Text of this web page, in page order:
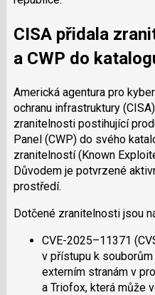
CISA přidala
a CWP do
Americká agentura pro
ochranu infrastruktury
zranitelnosti postihující
Panel (CWP) do svého
zranitelností (Known
Důvodem je potvrzené
prostředí.
Dotčené zranitelnosti jsou
CVE-2025–11371
v přístupu k
externím stranám v
a Triofox, která může